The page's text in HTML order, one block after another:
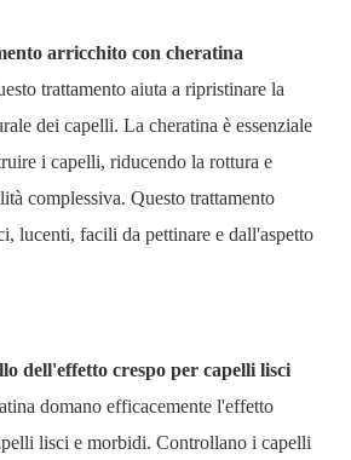
arricchito con cheratina
trattamento aiuta a ripristinare la
dei capelli. La cheratina è essenziale
i capelli, riducendo la rottura e
complessiva. Questo trattamento
lucenti, facili da pettinare e dall'aspetto
dell'effetto crespo per capelli lisci
domano efficacemente l'effetto
lisci e morbidi. Controllano i capelli